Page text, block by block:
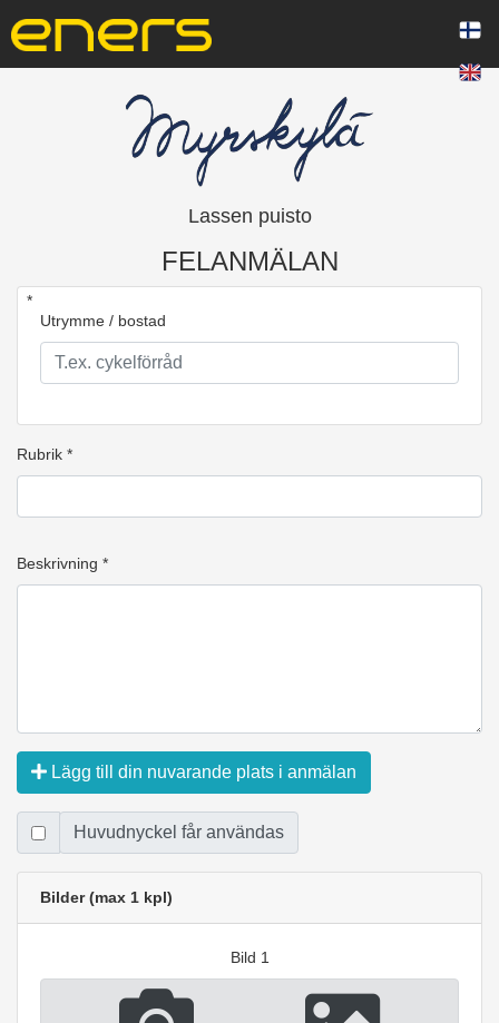
Lassen puisto
FELANMÄLAN
*
Utrymme / bostad
Rubrik *
Beskrivning *
Lägg till din nuvarande plats i anmälan
Huvudnyckel får användas
Bilder (max 1 kpl)
Bild 1